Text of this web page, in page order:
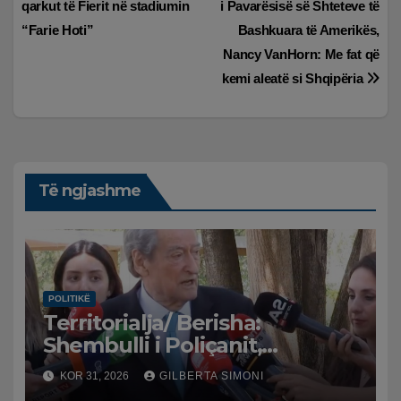
te
i Pavarësisë së Shteteve të
Bashkuara të Amerikës,
Nancy VanHorn: Me fat që
kemi aleatë si Shqipëria
qarkut të Fierit në stadiumin
“Farie Hoti”
Të ngjashme
POLITIKË
Territorialja/ Berisha:
Shembulli i Poliçanit,
frymëzim. S’mund të lejohet
një tiran të shkelmojnë
KOR 31, 2026 GILBERTA SIMONI